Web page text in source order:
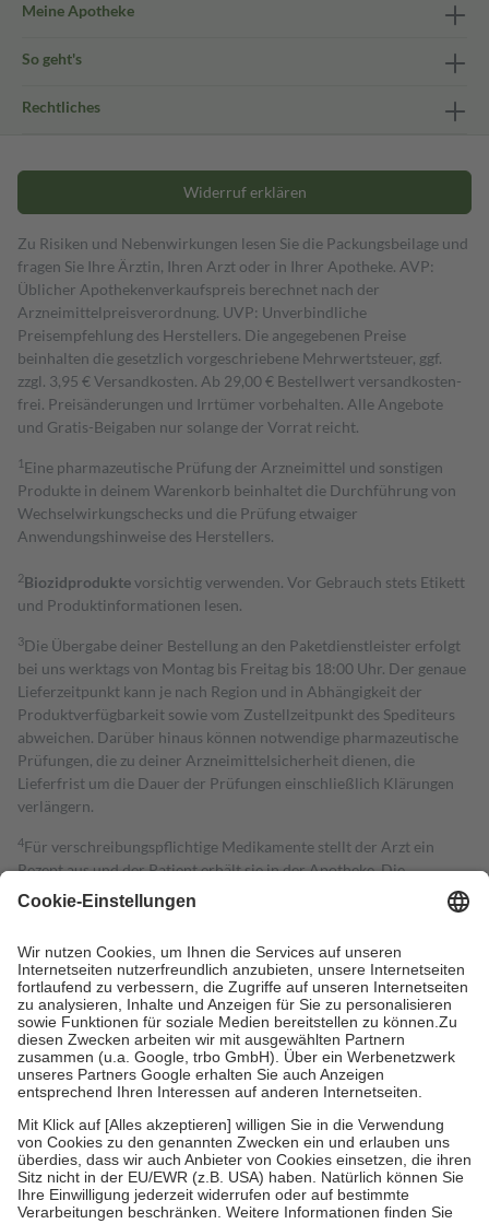
Meine Apotheke
So geht's
Rechtliches
Widerruf erklären
Zu Risiken und Nebenwirkungen lesen Sie die Packungsbeilage und
fragen Sie Ihre Ärztin, Ihren Arzt oder in Ihrer Apotheke. AVP:
Üblicher Apothekenverkaufspreis berechnet nach der
Arzneimittelpreisverordnung. UVP: Unverbindliche
Preisempfehlung des Herstellers. Die angegebenen Preise
beinhalten die gesetzlich vorgeschriebene Mehrwertsteuer, ggf.
zzgl. 3,95 € Versandkosten. Ab 29,00 € Bestell­wert versand­kosten­
frei. Preisänderungen und Irrtümer vorbehalten. Alle Angebote
und Gratis-Beigaben nur solange der Vorrat reicht.
1 Eine pharmazeutische Prüfung der Arzneimittel und sonstigen
Produkte in deinem Warenkorb beinhaltet die Durchführung von
Wechselwirkungschecks und die Prüfung etwaiger
Anwendungshinweise des Herstellers.
2Biozidproduktevorsichtig verwenden. Vor Gebrauch stets Etikett
und Produktinformationen lesen.
3Die Übergabe deiner Bestellung an den Paketdienstleister erfolgt
bei uns werktags von Montag bis Freitag bis 18:00 Uhr. Der genaue
Lieferzeitpunkt kann je nach Region und in Abhängigkeit der
Produktverfügbarkeit sowie vom Zustellzeitpunkt des Spediteurs
abweichen. Darüber hinaus können notwendige pharmazeutische
Prüfungen, die zu deiner Arzneimittelsicherheit dienen, die
Lieferfrist um die Dauer der Prüfungen einschließlich Klärungen
verlängern.
4Für verschreibungspflichtige Medikamente stellt der Arzt ein
Rezept aus und der Patient erhält sie in der Apotheke. Die
gesetzliche Krankenversicherung übernimmt in der Regel die
Kosten dafür, der Versicherte trägt einen Teil davon als Zuzahlung
Grundsätzlich leisten Mitglieder Zuzahlungen in Höhe von zehn
Prozent des Abgabepreises,mindestens jedochfünf Euround
höchstens zehn Euro.Es sind jedoch nie mehr als die tatsächlichen
Kosten der Leistung zu entrichten.
Diese Regeln gelten grundsätzlich auch für Online-Apotheken.
Bei Heilmitteln und häuslicher Krankenpflege beträgt die
Zuzahlung zehn Prozent der Kosten sowie zehn Euro je
Verordnung.
Um das Engagement der Versicherten für ihre eigene Gesundheit zu
stärken und die besondere Stellung der Familie zu unterstützen,
fallenkeine Zuzahlungenan bei:
• Kindern und Jugendlichen bis zum vollendeten 18. Lebensjahr